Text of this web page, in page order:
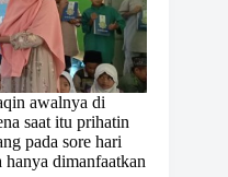
awalnya di
saat itu prihatin
pada sore hari
dimanfaatkan